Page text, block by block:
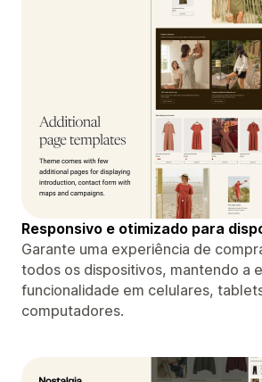
Responsivo e otimizado para
Garante uma experiência de
todos os dispositivos, mantendo a
funcionalidade em celulares,
computadores.